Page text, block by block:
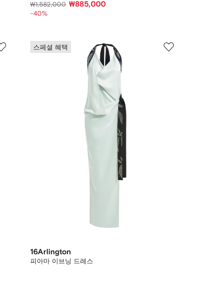
₩1,582,000 ₩885,000
-40%
스페셜 혜택
16Arlington
피아마 이브닝 드레스